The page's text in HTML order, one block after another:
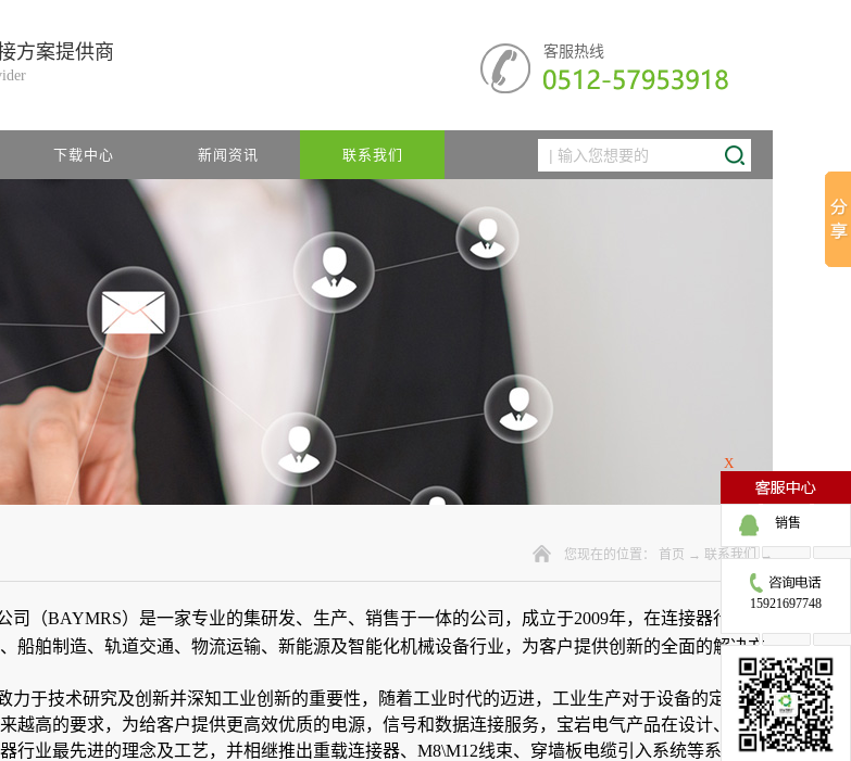
客服热线
方案提供商
下载中心 新闻资讯 联系我们
您现在的位置： 首页 → 联系我们 →
司 （BAYMRS） 是一家专业的集研发、生产、销售于一体的公司，成立于2009年，在连接器行业近
船舶制造、轨道交通、物流运输、新能源及智能化机械设备行业，为客户提供创新的全面的解决方
力于技术研究及创新并深知工业创新的重要性，随着工业时代的迈进，工业生产对于设备的定制
越高的要求，为给客户提供更高效优质的电源，信号和数据连接服务，宝岩电气产品在设计、制造
行业最先进的理念及工艺，并相继推出重载连接器、M8\M12线束、穿墙板电缆引入系统等系列产
X
销售
15921697748